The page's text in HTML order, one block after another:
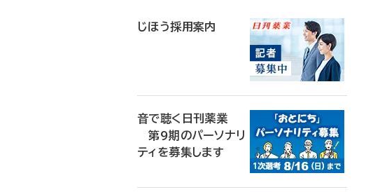
じほう採用案内
音で聴く日刊薬業
第9期のパーソナリ
ティを募集します